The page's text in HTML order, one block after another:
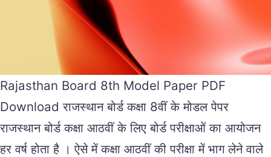
Rajasthan Board 8th Model Paper PDF
Download राजस्थान बोर्ड कक्षा 8वीं के मोडल पेपर
राजस्थान बोर्ड कक्षा आठवीं के लिए बोर्ड परीक्षाओं का आयोजन
हर वर्ष होता है । ऐसे में कक्षा आठवीं की परीक्षा में भाग लेने वाले